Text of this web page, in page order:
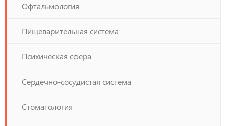
Офтальмология
Пищеварительная система
Психическая сфера
Сердечно-сосудистая система
Стоматология